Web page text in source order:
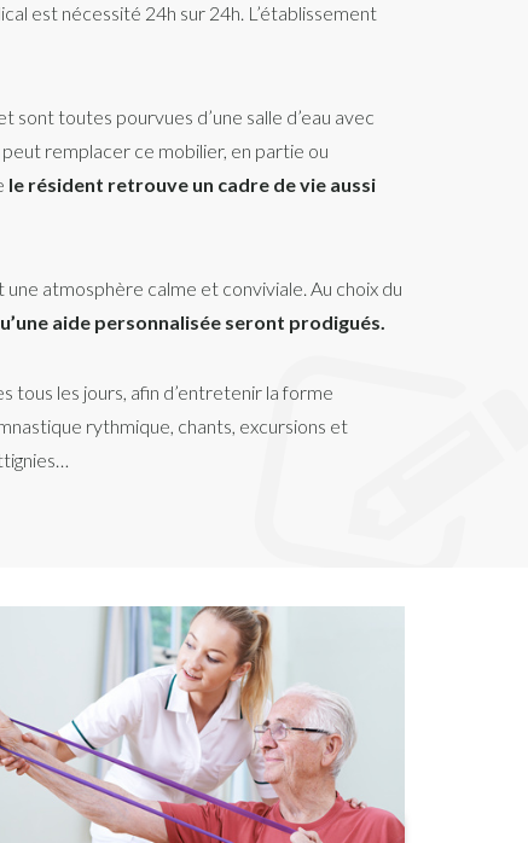
est nécessité 24h sur 24h. L’établissement
sont toutes pourvues d’une salle d’eau avec
remplacer ce mobilier, en partie ou
le résident retrouve un cadre de vie aussi
atmosphère calme et conviviale. Au choix du
aide personnalisée seront prodigués.
les jours, afin d’entretenir la forme
rythmique, chants, excursions et